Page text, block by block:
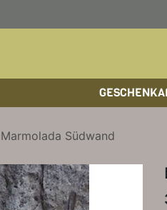
BÜCHER/LEHRBÜCHER
OUTDOOR-KALENDER
Südwand